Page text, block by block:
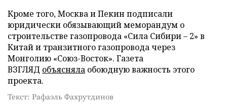
Кроме того, Москва и Пекин подписали
юридически обязывающий меморандум о
строительстве газопровода «Сила Сибири – 2» в
Китай и транзитного газопровода через
Монголию «Союз-Восток». Газета
ВЗГЛЯД объясняла обоюдную важность этого
проекта.
Текст: Рафаэль Фахрутдинов